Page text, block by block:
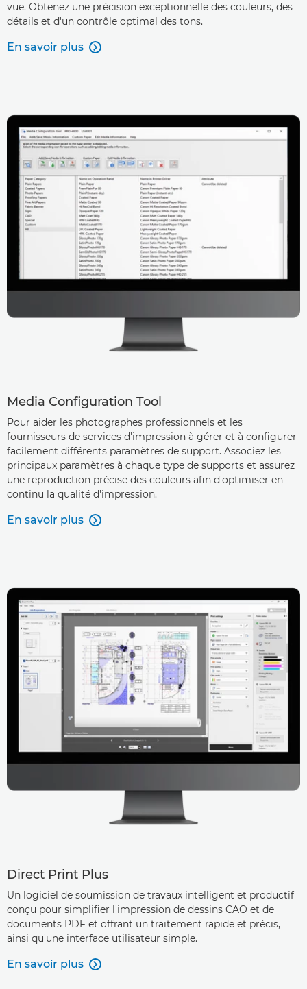
vue. Obtenez une précision exceptionnelle des couleurs, des
détails et d'un contrôle optimal des tons.
En savoir plus 
Media Configuration Tool
Pour aider les photographes professionnels et les
fournisseurs de services d'impression à gérer et à configurer
facilement différents paramètres de support. Associez les
principaux paramètres à chaque type de supports et assurez
une reproduction précise des couleurs afin d'optimiser en
continu la qualité d'impression.
En savoir plus 
Direct Print Plus
Un logiciel de soumission de travaux intelligent et productif
conçu pour simplifier l'impression de dessins CAO et de
documents PDF et offrant un traitement rapide et précis,
ainsi qu'une interface utilisateur simple.
En savoir plus 